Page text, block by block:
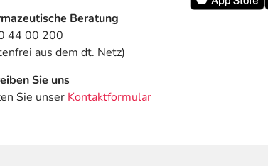
Beratung
44 00 200
aus dem dt. Netz)
Sie uns
Sie unser Kontaktformular